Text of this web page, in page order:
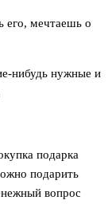
мечтаешь о
нибудь нужные и
подарка
подарить
вопрос